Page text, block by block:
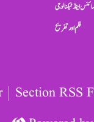
اینڈ ٹیکنالوجی
فلم اور تفریح
Section RSS